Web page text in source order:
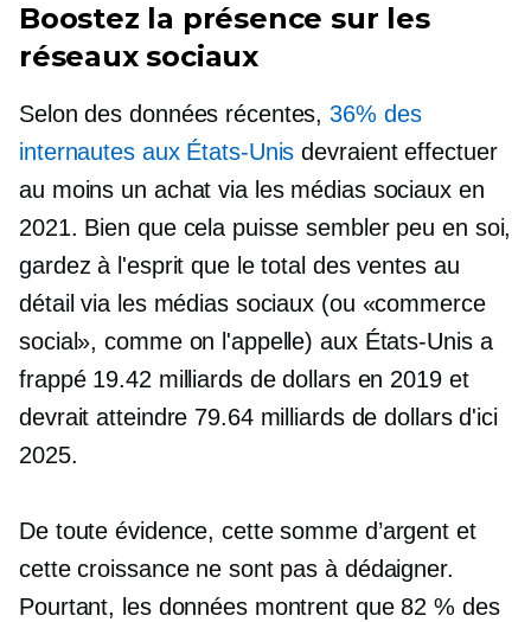
Boostez la présence sur les
réseaux sociaux
Selon des données récentes,36% des
internautes aux États-Unis devraient effectuer
au moins un achat via les médias sociaux en
2021. Bien que cela puisse sembler peu en soi,
gardez à l'esprit que le total des ventes au
détail via les médias sociaux (ou «commerce
social», comme on l'appelle) aux États-Unis a
frappé 19.42 milliards de dollars en 2019 et
devrait atteindre 79.64 milliards de dollars d'ici
2025.
De toute évidence, cette somme d’argent et
cette croissance ne sont pas à dédaigner.
Pourtant, les données montrent que 82 % des